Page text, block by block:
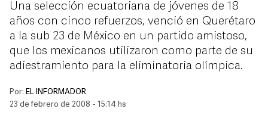
Una selección ecuatoriana de jóvenes de 18
años con cinco refuerzos, venció en Querétaro
a la sub 23 de México en un partido amistoso,
que los mexicanos utilizaron como parte de su
adiestramiento para la eliminatoria olímpica.
Por: EL INFORMADOR
23 de febrero de 2008 - 15:14 hs